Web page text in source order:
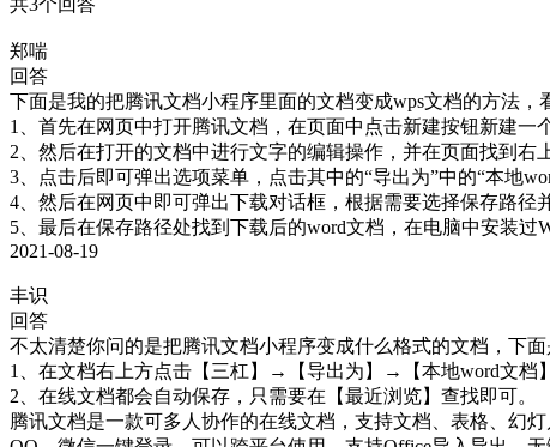
郑喘
回答
下面是我的把腾讯文档小程序里面的文档变成wps文档的方法
1、首先在网页中打开腾讯文档，在页面中点击新建按钮新建一
2、然后在打开的文档中进行文字的编辑操作，并在页面找到右
3、点击后即可弹出选项菜单，点击其中的“导出为”中的“本地
4、然后在网页中即可弹出下载对话框，根据需要选择保存路径
5、最后在保存路径处找到下载后的word文档，在电脑中安装过
2021-08-19
丰识
回答
不太清楚你问的是把腾讯文档小程序变成什么格式的文档，下
1、在文档右上方点击【三杠】→【导出为】→【本地word文档
2、在线文档都会自动保存，只需要在【最近浏览】查找即可。
腾讯文档是一款可多人协作的在线文档，支持文档、表格、幻